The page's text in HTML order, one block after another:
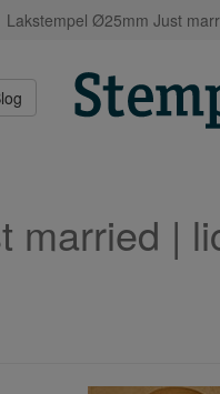
Lakstempel Ø25mm Just
married |